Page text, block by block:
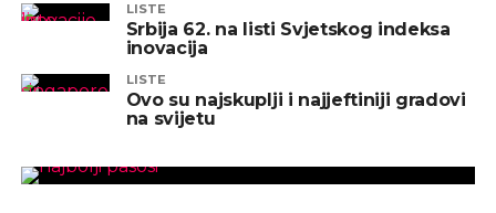
LISTE
Srbija 62. na listi Svjetskog indeksa
inovacija
LISTE
Ovo su najskuplji i najjeftiniji gradovi
na svijetu